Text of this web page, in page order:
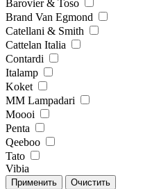
Barovier & Toso
Brand Van Egmond
Catellani & Smith
Cattelan Italia
Contardi
Italamp
Koket
MM Lampadari
Moooi
Penta
Qeeboo
Tato
Vibia